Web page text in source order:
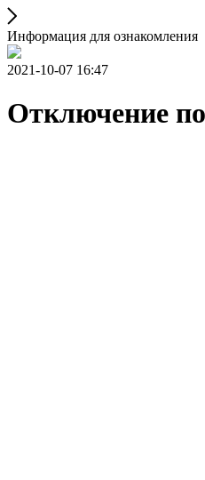
Информация для ознакомления
2021-10-07 16:47
Отключение